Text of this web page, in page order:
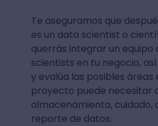
Te aseguramos que
es un data scientist o
querrás integrar un equipo
scientists en tu negocio,
y evalúa las posibles áreas
proyecto puede necesitar
almacenamiento, cuidado,
reporte de datos.